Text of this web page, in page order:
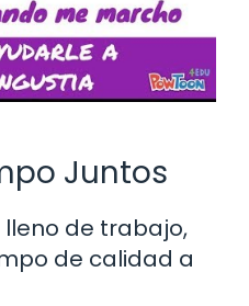
Juntos
de trabajo,
de calidad a